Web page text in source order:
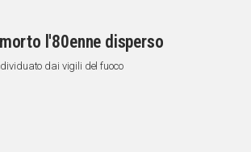
l'80enne disperso
dai vigili del fuoco